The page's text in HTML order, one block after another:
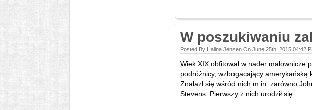
W poszukiwaniu
Posted By Halina Jensen On June 25th, 2015 04:42
Wiek XIX obfitował w nader malownicze
podróżnicy, wzbogacający amerykańską
Znalazł się wśród nich m.in. zarówno
Stevens. Pierwszy z nich urodził się ...